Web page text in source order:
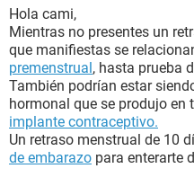
Hola cami,
Mientras no presentes un
que manifiestas se
premenstrual, hasta prueba
También podrían estar
hormonal que se produjo en
implante contraceptivo.
Un retraso menstrual de 10
de embarazo para enterarte